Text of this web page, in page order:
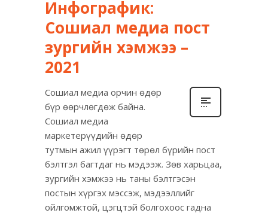
Инфографик:
Сошиал медиа пост
зургийн хэмжээ –
2021
Сошиал медиа орчин өдөр
бүр өөрчлөгдөж байна.
Сошиал медиа
маркетерүүдийн өдөр
тутмын ажил үүрэгт төрөл бүрийн пост
бэлтгэл багтдаг нь мэдээж. Зөв харьцаа,
зургийн хэмжээ нь таны бэлтгэсэн
постын хүргэх мэссэж, мэдээллийг
ойлгомжтой, цэгцтэй болгохоос гадна